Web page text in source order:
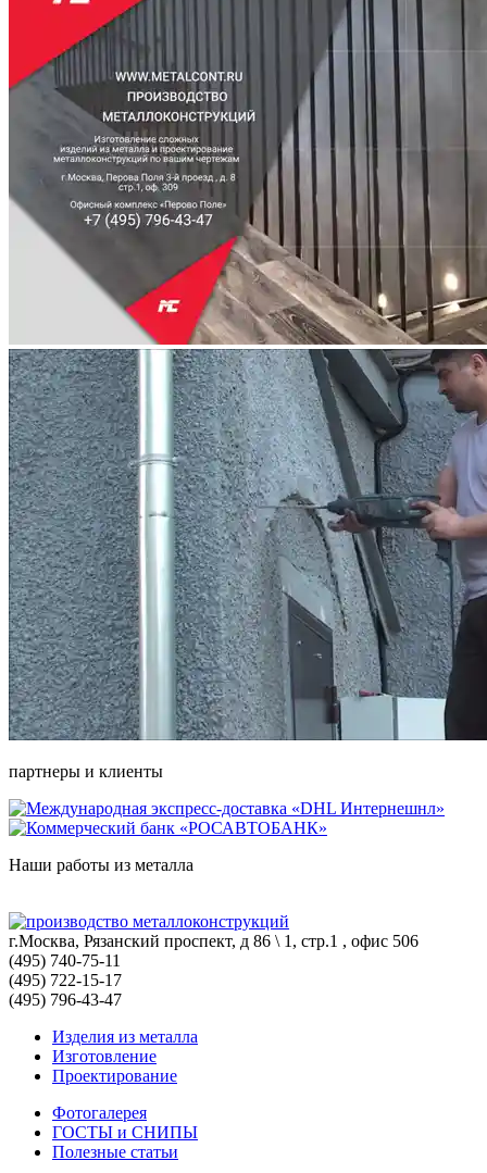
партнеры и клиенты
Наши работы из металла
г.Москва, Рязанский проспект, д 86 \ 1, стр.1 , офис 506
(495) 740-75-11
(495) 722-15-17
(495) 796-43-47
Изделия из металла
Изготовление
Проектирование
Фотогалерея
ГОСТЫ и СНИПЫ
Полезные статьи